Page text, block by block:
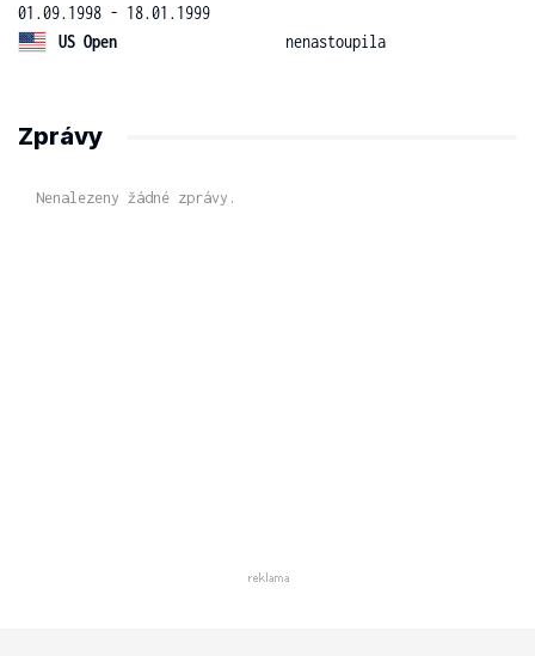
01.09.1998 - 18.01.1999
US Open
nenastoupila
Zprávy
Nenalezeny žádné zprávy.